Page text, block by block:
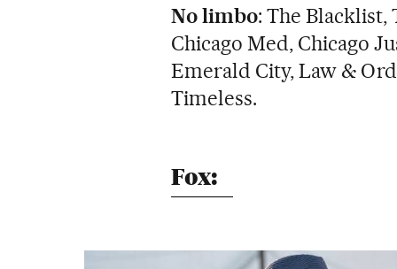
No limbo: The
Chicago Med, Chicago
Emerald City, Law &
Timeless.
Fox: